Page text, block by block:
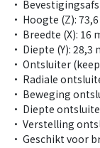
•
• Hoogte (Z):
• Breedte (X): 16
• Diepte (Y): 28,3
• Ontsluiter
• Radiale
• Beweging
• Diepte
• Verstelling
• Geschikt voor